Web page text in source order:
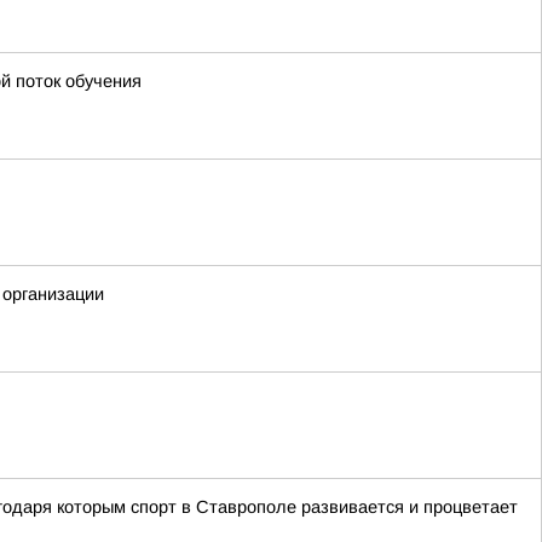
поток обучения
которым спорт в Ставрополе развивается и процветает